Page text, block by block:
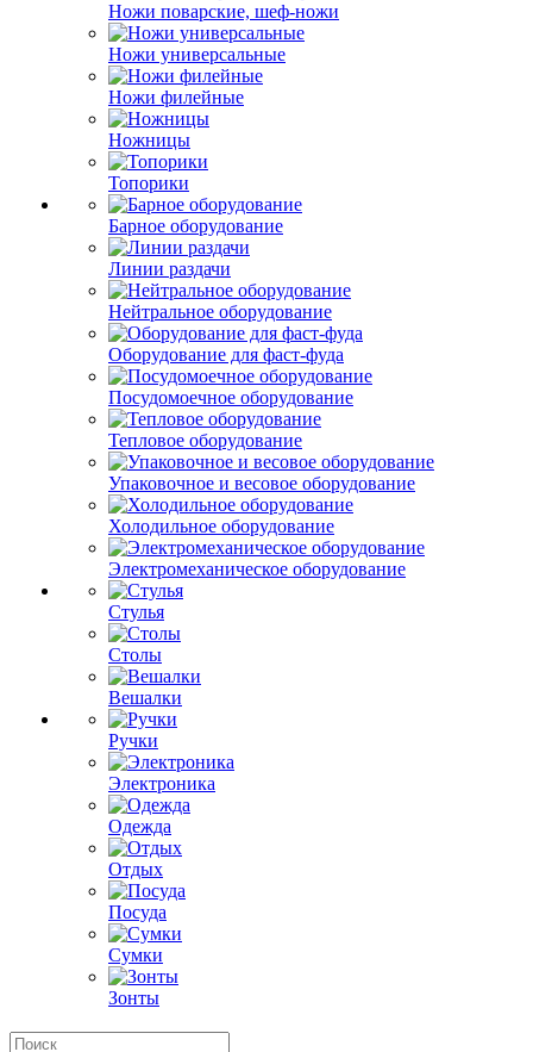
Ножи поварские, шеф-ножи
Ножи универсальные
Ножи филейные
Ножницы
Топорики
Барное оборудование
Линии раздачи
Нейтральное оборудование
Оборудование для фаст-фуда
Посудомоечное оборудование
Тепловое оборудование
Упаковочное и весовое оборудование
Холодильное оборудование
Электромеханическое оборудование
Стулья
Столы
Вешалки
Ручки
Электроника
Одежда
Отдых
Посуда
Сумки
Зонты